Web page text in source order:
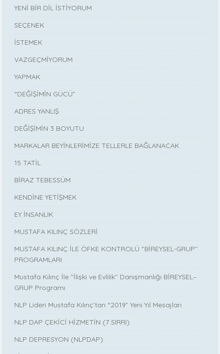
YENİ BİR DİL İSTİYORUM
SEÇENEK
İSTEMEK
VAZGEÇMİYORUM
YAPMAK
“DEĞİŞİMİN GÜCÜ”
ADRES YANLIŞ
DEĞİŞİMİN 3 BOYUTU
MARKALAR BEYİNLERİMİZE TELLERLE BAĞLANACAK
15 TATİL
BİRAZ TEBESSÜM
KENDİNE YETİŞMEK
EY İNSANLIK
MUSTAFA KILINÇ SÖZLERİ
MUSTAFA KILINÇ İLE ÖFKE KONTROLÜ ‘’BİREYSEL-GRUP’’
PROGRAMLARI
Mustafa Kılınç İle ''İlişki ve Evlilik'' Danışmanlığı BİREYSEL–
GRUP Programı
NLP Lideri Mustafa Kılınç’tan “2019” Yeni Yıl Mesajları
NLP DAP ÇEKİCİ HİZMETİN (7 SIRRI)
NLP DEPRESYON (NLPDAP)